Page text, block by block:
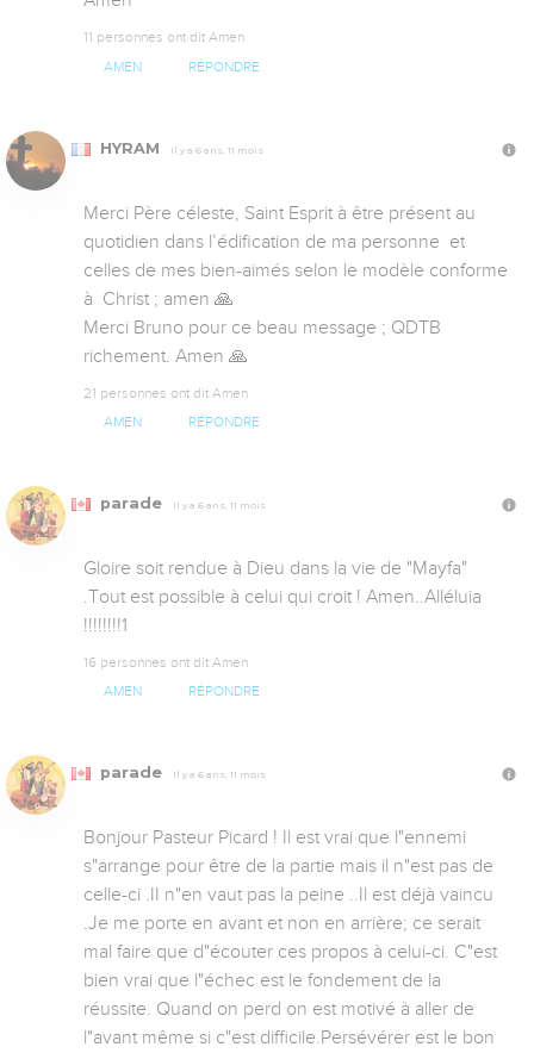
11 personnes ont dit Amen
AMEN RÉPONDRE
HYRAM Il y a 6 ans, 11 mois
Merci Père céleste, Saint Esprit à être présent au
quotidien dans l’édification de ma personne  et
celles de mes bien-aimés selon le modèle conforme
à  Christ ; amen 🙏
Merci Bruno pour ce beau message ; QDTB
richement. Amen 🙏
21 personnes ont dit Amen
AMEN RÉPONDRE
parade Il y a 6 ans, 11 mois
Gloire soit rendue à Dieu dans la vie de "Mayfa"
.Tout est possible à celui qui croit ! Amen..Alléluia
!!!!!!!!1
16 personnes ont dit Amen
AMEN RÉPONDRE
parade Il y a 6 ans, 11 mois
Bonjour Pasteur Picard ! Il est vrai que l"ennemi
s"arrange pour être de la partie mais il n"est pas de
celle-ci .II n"en vaut pas la peine ..Il est déjà vaincu
.Je me porte en avant et non en arrière; ce serait
mal faire que d"écouter ces propos à celui-ci. C"est
bien vrai que l"échec est le fondement de la
réussite. Quand on perd on est motivé à aller de
l"avant même si c"est difficile.Persévérer est le bon